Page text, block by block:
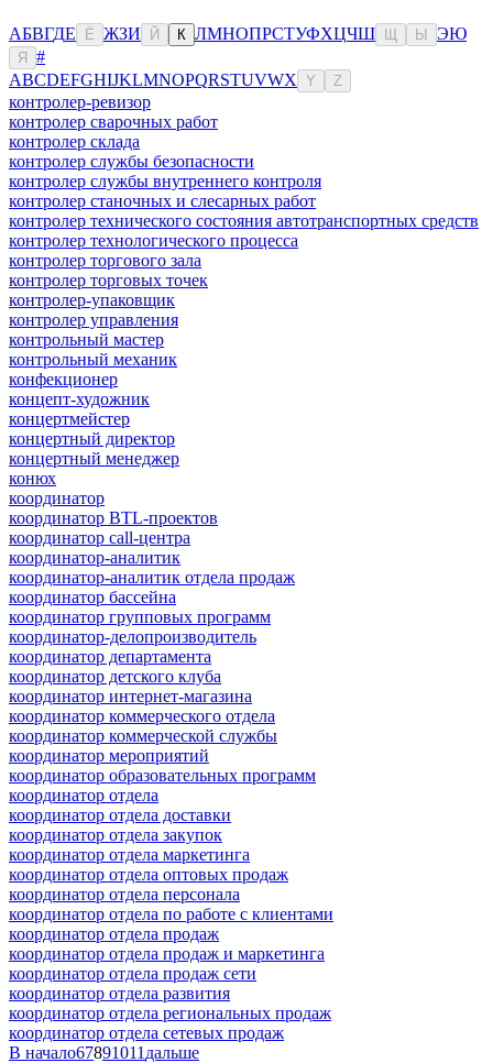
АБВГДЕ Ё ЖЗИ Й К ЛМНОПРСТУФХЦЧШ Ы ЭЮ
Я
#
ABCDEFGHIJKLMNOPQRSTUVWX Y Z
контролер-ревизор
контролер сварочных работ
контролер склада
контролер службы безопасности
контролер службы внутреннего контроля
контролер станочных и слесарных работ
контролер технического состояния автотранспортных средств
контролер технологического процесса
контролер торгового зала
контролер торговых точек
контролер-упаковщик
контролер управления
контрольный мастер
контрольный механик
конфекционер
концепт-художник
концертмейстер
концертный директор
концертный менеджер
конюх
координатор
координатор BTL-проектов
координатор call-центра
координатор-аналитик
координатор-аналитик отдела продаж
координатор бассейна
координатор групповых программ
координатор-делопроизводитель
координатор департамента
координатор детского клуба
координатор интернет-магазина
координатор коммерческого отдела
координатор коммерческой службы
координатор мероприятий
координатор образовательных программ
координатор отдела
координатор отдела доставки
координатор отдела закупок
координатор отдела маркетинга
координатор отдела оптовых продаж
координатор отдела персонала
координатор отдела по работе с клиентами
координатор отдела продаж
координатор отдела продаж и маркетинга
координатор отдела продаж сети
координатор отдела развития
координатор отдела региональных продаж
координатор отдела сетевых продаж
В начало67891011 дальше